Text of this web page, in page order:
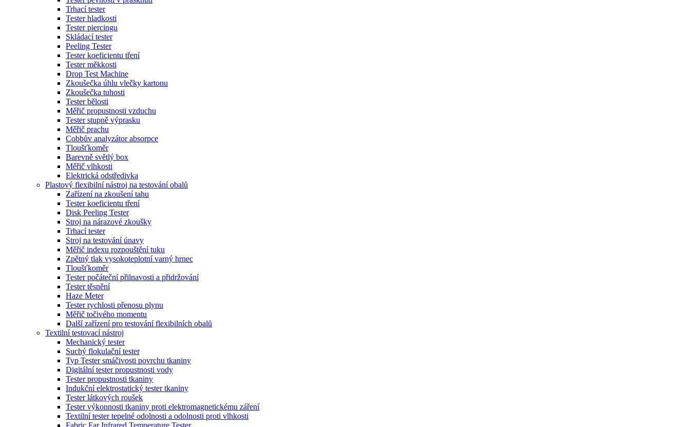
Trhací tester
Tester hladkosti
Tester piercingu
Skládací tester
Peeling Tester
Tester koeficientu tření
Tester měkkosti
Drop Test Machine
Zkoušečka úhlu vlečky kartonu
Zkoušečka tuhosti
Tester bělosti
Měřič propustnosti vzduchu
Tester stupně výprasku
Měřič prachu
Cobbův analyzátor absorpce
Tloušťkoměr
Barevně světlý box
Měřič vlhkosti
Elektrická odstředivka
Plastový flexibilní nástroj na testování obalů
Zařízení na zkoušení tahu
Tester koeficientu tření
Disk Peeling Tester
Stroj na nárazové zkoušky
Trhací tester
Stroj na testování únavy
Měřič indexu rozpouštění tuku
Zpětný tlak vysokoteplotní varný hrnec
Tloušťkoměr
Tester počáteční přilnavosti a přidržování
Tester těsnění
Haze Meter
Tester rychlosti přenosu plynu
Měřič točivého momentu
Další zařízení pro testování flexibilních obalů
Textilní testovací nástroj
Mechanický tester
Suchý flokulační tester
Typ Tester smáčivosti povrchu tkaniny
Digitální tester propustnosti vody
Tester propustnosti tkaniny
Indukční elektrostatický tester tkaniny
Tester látkových roušek
Tester výkonnosti tkaniny proti elektromagnetickému záření
Textilní tester tepelné odolnosti a odolnosti proti vlhkosti
Fabric Far Infrared Temperature Tester